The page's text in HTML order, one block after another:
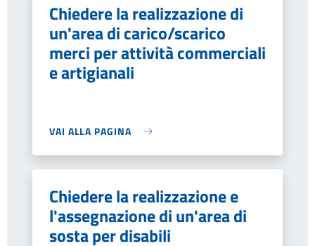
Chiedere la realizzazione di
un'area di carico/scarico
merci per attività commerciali
e artigianali
VAI ALLA PAGINA
Chiedere la realizzazione e
l'assegnazione di un'area di
sosta per disabili